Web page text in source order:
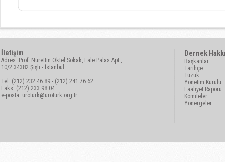
İletişim
Adres: Prof. Nurettin Öktel Sokak, Lale Palas Apt.,
10/2 34382 Şişli - İstanbul
Tel: (212) 232 46 89 - (212) 241 76 62
Faks: (212) 233 98 04
e-posta: uroturk@uroturk.org.tr
Dernek
Başkanlar
Tarihçe
Tüzük
Yönetim Kurulu
Faaliyet Raporu
Komiteler
Yönergeler